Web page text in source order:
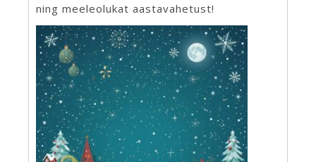
ning meeleolukat aastavahetust!